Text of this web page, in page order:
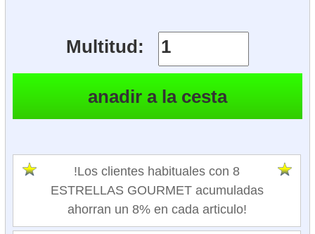
Multitud:
!Los clientes habituales con 8
ESTRELLAS GOURMET acumuladas
ahorran un 8% en cada articulo!